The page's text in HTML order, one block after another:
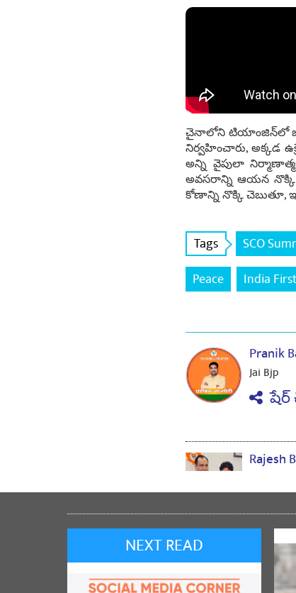
చైనాలోని టియాంజిన్‌లో
నిర్వహించారు, అక్కడ
అన్ని వైపులా
అవసరాన్ని ఆయన నొక్కి
కోణాన్ని నొక్కి చెబుతూ,
Tags SCO
Peace
India First
Pranik
Jai Bjp
Rajesh
रीना
NEXT READ